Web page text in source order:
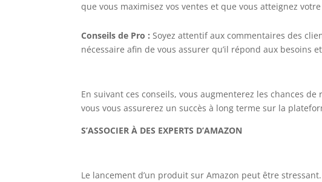
que vous maximisez vos ventes et que vous atteignez
Conseils de Pro :Soyez attentif aux commentaires des
nécessaire afin de vous assurer qu’il répond aux besoins
En suivant ces conseils, vous augmenterez les chances
vous vous assurerez un succès à long terme sur la
S’ASSOCIER À DES EXPERTS D’AMAZON
Le lancement d’un produit sur Amazon peut être